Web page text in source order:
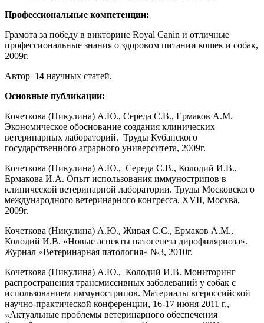
Профессиональные компетенции:
Грамота за победу в викторине Royal Canin и отличные
профессиональные знания о здоровом питании кошек и собак,
2009г.
Автор 14 научных статей.
Основные публикации:
Кочеткова (Никулина) А.Ю., Середа С.В., Ермаков А.М.
Экономическое обоснование создания клинических
ветеринарных лабораторий. Труды Кубанского
государственного аграрного университета, 2009г.
Кочеткова (Никулина) А.Ю., Середа С.В., Колодий И.В.,
Ермакова И.А. Опыт использования иммунострипов в
клинической ветеринарной лаборатории. Труды Московского
международного ветеринарного конгресса, XVII, Москва,
2009г.
Кочеткова (Никулина) А.Ю., Живая С.С., Ермаков А.М.,
Колодий И.В. «Новые аспекты патогенеза дирофиляриоза».
Журнал «Ветеринарная патология» №3, 2010г.
Кочеткова (Никулина) А.Ю., Колодий И.В. Мониторинг
распространения трансмиссивных заболеваний у собак с
использованием иммунострипов. Материалы всероссийской
научно-практической конференции, 16-17 июня 2011 г.,
«Актуальные проблемы ветеринарного обеспечения